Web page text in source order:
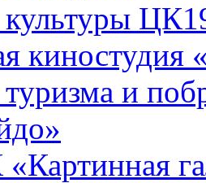
киностудия
и